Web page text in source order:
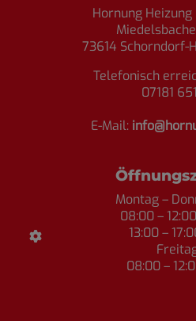
Hornung
73614 Schorndorf-
Telefonisch
07181
E-Mail:
Montag –
08:00 –
13:00 –
08:00 –